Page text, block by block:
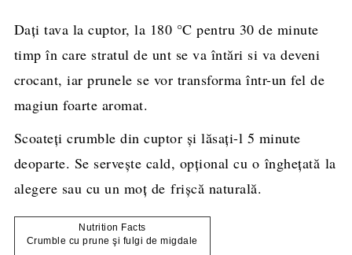
Dați tava la cuptor, la 180 °C pentru 30 de minute
timp în care stratul de unt se va întări si va deveni
crocant, iar prunele se vor transforma într-un fel de
magiun foarte aromat.
Scoateți crumble din cuptor și lăsați-l 5 minute
deoparte. Se servește cald, opțional cu o înghețată la
alegere sau cu un moț de frișcă naturală.
Nutrition Facts
Crumble cu prune şi fulgi de migdale